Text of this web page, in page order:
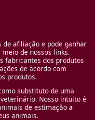
afiliação e pode ganhar
de nossos links.
fabricantes dos produtos
de acordo com
produtos.
substituto de uma
Nosso intuito é
de estimação a
animais.